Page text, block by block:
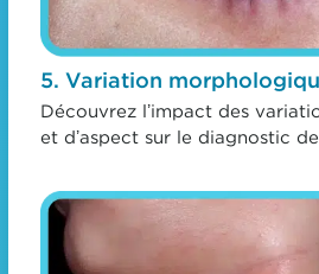
5. Variation
Découvrez lʼimpact des
et dʼaspect sur le diagnostic